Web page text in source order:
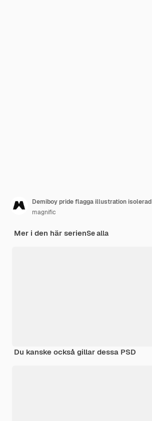
Demiboy pride flagga illustration isolerad
magnific
Mer i den här serienSe alla
Du kanske också gillar dessa PSD